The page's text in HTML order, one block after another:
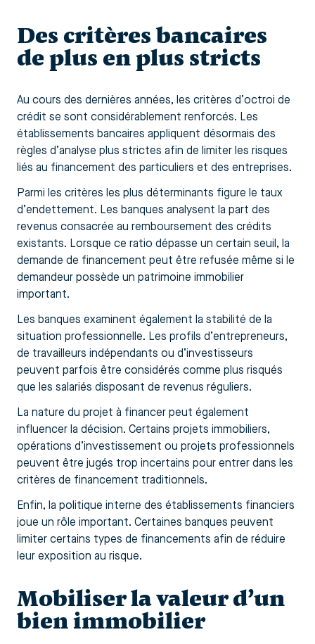
Des critères bancaires
de plus en plus stricts
Au cours des dernières années, les critères d’octroi de
crédit se sont considérablement renforcés. Les
établissements bancaires appliquent désormais des
règles d’analyse plus strictes afin de limiter les risques
liés au financement des particuliers et des entreprises.
Parmi les critères les plus déterminants figure le taux
d’endettement. Les banques analysent la part des
revenus consacrée au remboursement des crédits
existants. Lorsque ce ratio dépasse un certain seuil, la
demande de financement peut être refusée même si le
demandeur possède un patrimoine immobilier
important.
Les banques examinent également la stabilité de la
situation professionnelle. Les profils d’entrepreneurs,
de travailleurs indépendants ou d’investisseurs
peuvent parfois être considérés comme plus risqués
que les salariés disposant de revenus réguliers.
La nature du projet à financer peut également
influencer la décision. Certains projets immobiliers,
opérations d’investissement ou projets professionnels
peuvent être jugés trop incertains pour entrer dans les
critères de financement traditionnels.
Enfin, la politique interne des établissements financiers
joue un rôle important. Certaines banques peuvent
limiter certains types de financements afin de réduire
leur exposition au risque.
Mobiliser la valeur d’un
bien immobilier